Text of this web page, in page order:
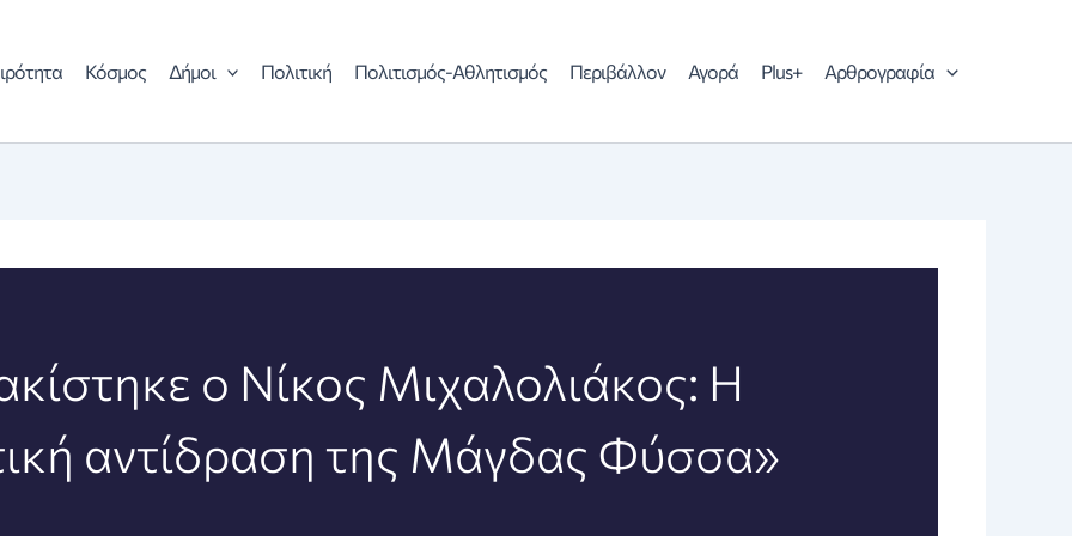
Κόσμος Δήμοι Πολιτική Πολιτισμός-Αθλητισμός Περιβάλλον Αγορά Plus+ Αρθρογραφία
ο Νίκος Μιχαλολιάκος: Η
αντίδραση της Μάγδας Φύσσα»